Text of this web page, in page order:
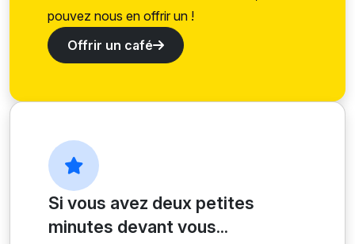
pouvez nous en offrir un !
Offrir un café
Si vous avez deux petites
minutes devant vous...